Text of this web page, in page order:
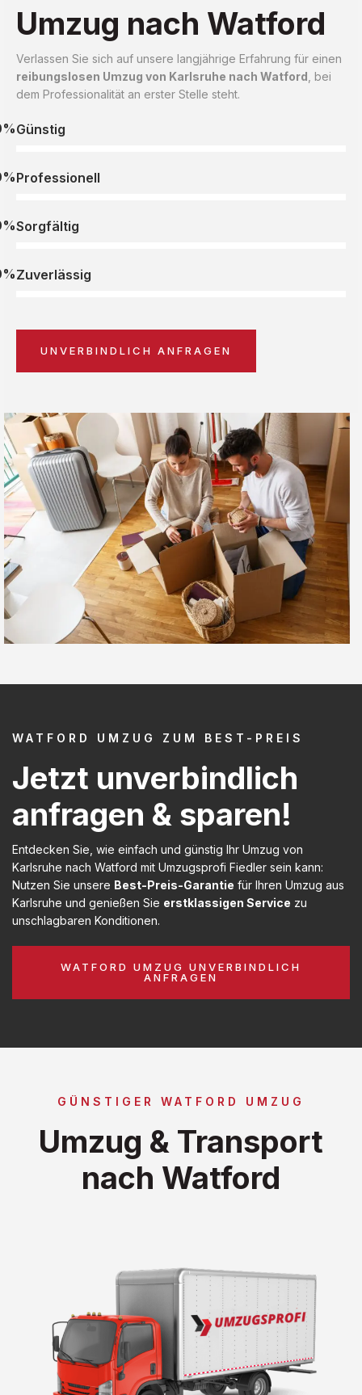
Umzug nach Watford
Verlassen Sie sich auf unsere langjährige Erfahrung für einen
reibungslosen Umzug von Karlsruhe nach Watford , bei
dem Professionalität an erster Stelle steht.
Günstig
Professionell
Sorgfältig
Zuverlässig
UNVERBINDLICH ANFRAGEN
WATFORD UMZUG ZUM BEST-PREIS
Jetzt unverbindlich
anfragen & sparen!
Entdecken Sie, wie einfach und günstig Ihr Umzug von
Karlsruhe nach Watford mit Umzugsprofi Fiedler sein kann:
Nutzen Sie unsere Best-Preis-Garantie für Ihren Umzug aus
Karlsruhe und genießen Sie erstklassigen Service zu
unschlagbaren Konditionen.
WATFORD UMZUG UNVERBINDLICH
ANFRAGEN
GÜNSTIGER WATFORD UMZUG
Umzug & Transport
nach Watford